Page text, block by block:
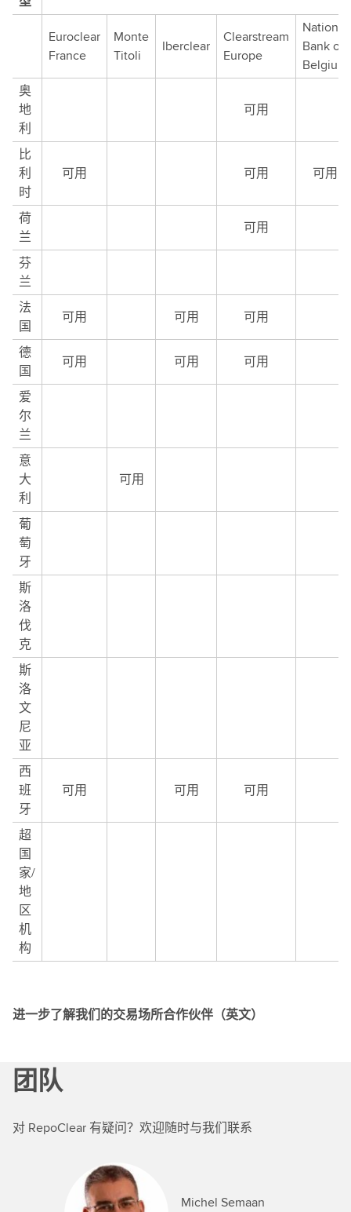
Euroclear
France
Monte
Titoli
Iberclear
Clearstream
Europe
National
Bank of
Belgium
奥
地
利
可用
比
利
时
可用 可用 可用
荷
兰
可用
芬
兰
法
国
可用 可用
可用
德
国
可用 可用
可用
爱
尔
兰
意
大
利
可用
葡
萄
牙
斯
洛
伐
克
斯
洛
文
尼
亚
西
班
牙
可用 可用 可用
超
国
家/
地
区
机
构
进一步了解我们的交易场所合作伙伴（英文）
团队
对 RepoClear 有疑问？欢迎随时与我们联系
Michel Semaan